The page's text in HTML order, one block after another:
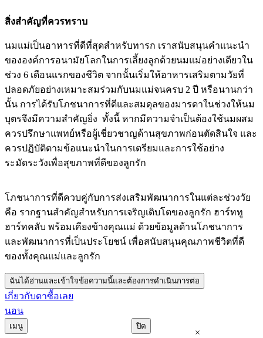
สิ่งสำคัญที่ควรทราบ
นมแม่เป็นอาหารที่ดีที่สุดสำหรับทารก เราสนับสนุนคำแนะนำ
ขององค์การอนามัยโลกในการเลี้ยงลูกด้วยนมแม่อย่างเดียวใน
ช่วง 6 เดือนแรกของชีวิต จากนั้นเริ่มให้อาหารเสริมตามวัยที่
ปลอดภัยอย่างเหมาะสมร่วมกับนมแม่จนครบ 2 ปี หรือนานกว่า
นั้น การได้รับโภชนาการที่ดีและสมดุลของมารดาในช่วงให้นม
บุตรจึงมีความสำคัญยิ่ง ทั้งนี้ หากมีความจำเป็นต้องใช้นมผสม
ควรปรึกษาแพทย์หรือผู้เชี่ยวชาญด้านสุขภาพก่อนตัดสินใจ และ
ควรปฏิบัติตามข้อแนะนำในการเตรียมและการใช้อย่าง
ระมัดระวังเพื่อสุขภาพที่ดีของลูกรัก
โภชนาการที่ดีควบคู่กับการส่งเสริมพัฒนาการในแต่ละช่วงวัย
คือ รากฐานสำคัญสำหรับการเจริญเติบโตของลูกรัก ฮาร์ททู
ฮาร์ทคลับ พร้อมเคียงข้างคุณแม่ ด้วยข้อมูลด้านโภชนาการ
และพัฒนาการที่เป็นประโยชน์ เพื่อสนับสนุนคุณภาพชีวิตที่ดี
ของทั้งคุณแม่และลูกรัก
ฉันได้อ่านและเข้าใจข้อความนี้และต้องการดำเนินการต่อ
เกี่ยวกับดา
นอน
ซื้อเลย
เมนู ปิด
×